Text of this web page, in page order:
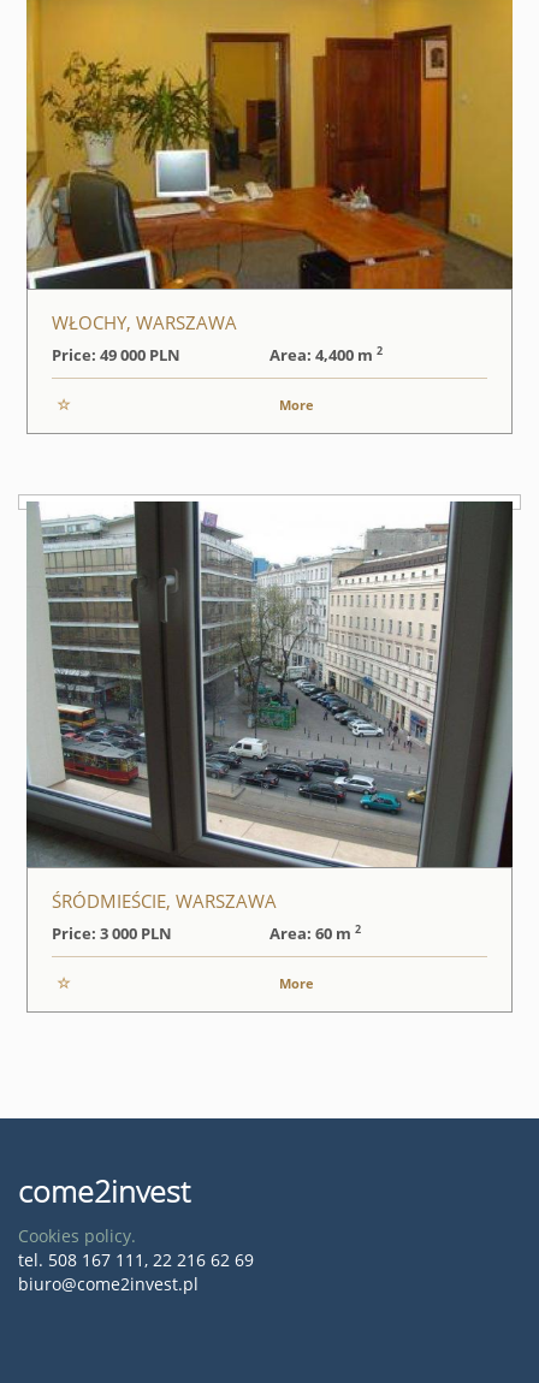
WŁOCHY, WARSZAWA
Price: 49 000 PLN Area: 4,400 m 2
More
ŚRÓDMIEŚCIE, WARSZAWA
Price: 3 000 PLN Area: 60 m 2
More
come2invest
Cookies policy.
tel. 508 167 111, 22 216 62 69
biuro@come2invest.pl